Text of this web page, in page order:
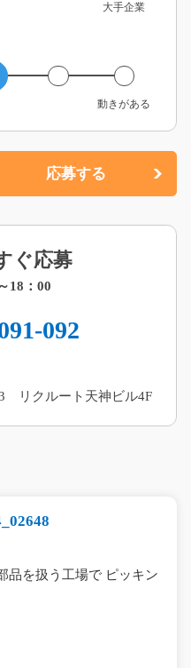
大手企業
動きがある
応募する
ぐ応募
18：00
092
リクルート天神ビル4F
品を扱う工場で ピッキン